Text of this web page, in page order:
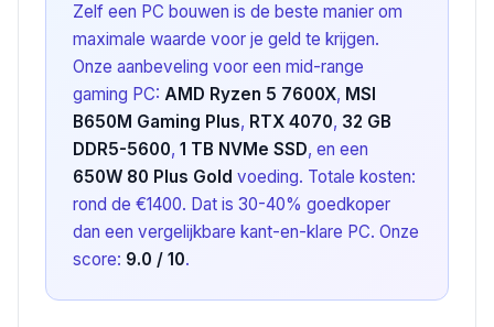
Zelf een PC bouwen is de beste manier om
maximale waarde voor je geld te krijgen.
Onze aanbeveling voor een mid-range
gaming PC: AMD Ryzen 5 7600X, MSI
B650M Gaming Plus, RTX 4070, 32 GB
DDR5-5600, 1 TB NVMe SSD, en een
650W 80 Plus Gold voeding. Totale kosten:
rond de €1400. Dat is 30-40% goedkoper
dan een vergelijkbare kant-en-klare PC. Onze
score: 9.0 / 10.